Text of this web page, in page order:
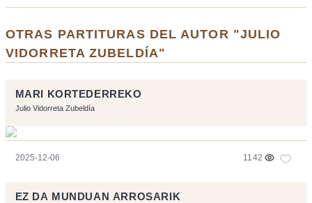
OTRAS PARTITURAS DEL AUTOR "JULIO
VIDORRETA ZUBELDÍA"
MARI KORTEDERREKO
Julio Vidorreta Zubeldía
2025-12-06 1142
EZ DA MUNDUAN ARROSARIK